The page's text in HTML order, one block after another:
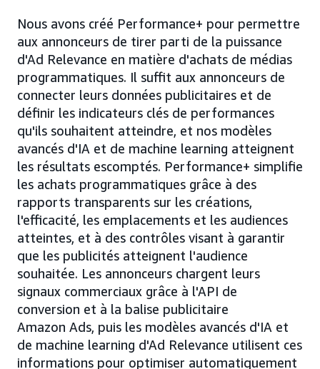
Nous avons créé Performance+ pour permettre
aux annonceurs de tirer parti de la puissance
d'Ad Relevance en matière d'achats de médias
programmatiques. Il suffit aux annonceurs de
connecter leurs données publicitaires et de
définir les indicateurs clés de performances
qu'ils souhaitent atteindre, et nos modèles
avancés d'IA et de machine learning atteignent
les résultats escomptés. Performance+ simplifie
les achats programmatiques grâce à des
rapports transparents sur les créations,
l'efficacité, les emplacements et les audiences
atteintes, et à des contrôles visant à garantir
que les publicités atteignent l'audience
souhaitée. Les annonceurs chargent leurs
signaux commerciaux grâce à l'API de
conversion et à la balise publicitaire
Amazon Ads, puis les modèles avancés d'IA et
de machine learning d'Ad Relevance utilisent ces
informations pour optimiser automatiquement